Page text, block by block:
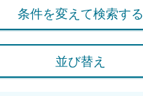
条件を変えて検索する
並び替え